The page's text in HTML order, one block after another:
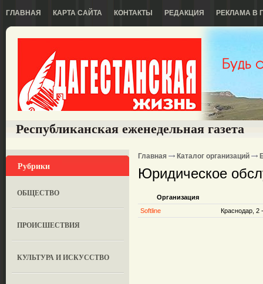
ГЛАВНАЯ КАРТА САЙТА КОНТАКТЫ РЕДАКЦИЯ РЕКЛАМА В
Республиканская еженедельная газета
Рубрики
ОБЩЕСТВО
ПРОИСШЕСТВИЯ
КУЛЬТУРА И ИСКУССТВО
Главная Каталог организаций
Юридическое
Организация
Softline
Краснодар, 2